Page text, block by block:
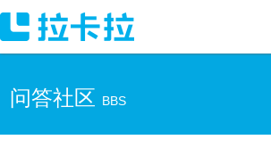
问答社区 BBS